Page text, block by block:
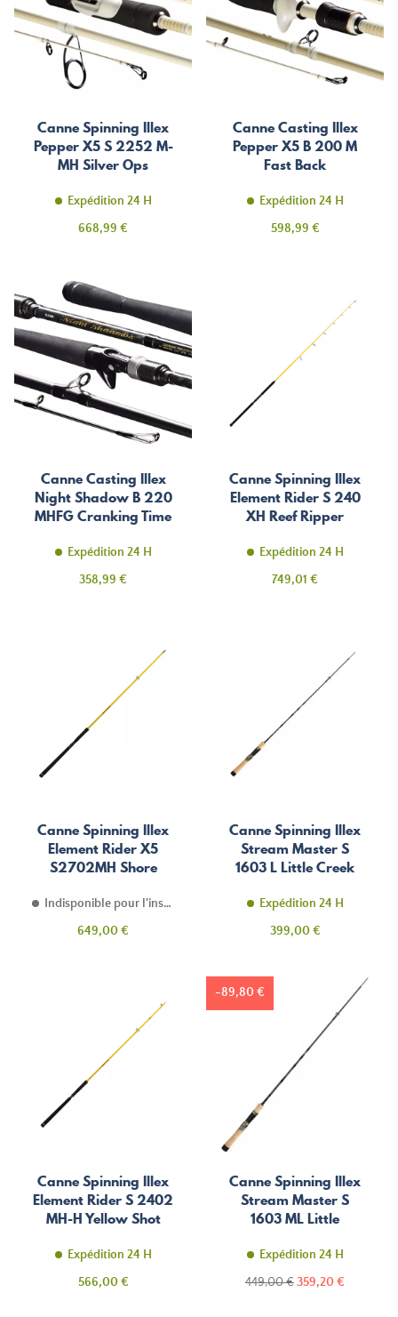
Canne Spinning Illex
Pepper X5 S 2252 M-
MH Silver Ops
Expédition 24 H
Prix
668,99 €
Canne Casting Illex
Pepper X5 B 200 M
Fast Back
Expédition 24 H
Prix
598,99 €
Canne Casting Illex
Night Shadow B 220
MHFG Cranking Time
Expédition 24 H
Prix
358,99 €
Canne Spinning Illex
Element Rider S 240
XH Reef Ripper
Expédition 24 H
Prix
749,01 €
Canne Spinning Illex
Element Rider X5
S2702MH Shore
Indisponible pour l'instant
Prix
649,00 €
Canne Spinning Illex
Stream Master S
1603 L Little Creek
Expédition 24 H
Prix
399,00 €
Canne Spinning Illex
Element Rider S 2402
MH-H Yellow Shot
Expédition 24 H
Prix
566,00 €
Canne Spinning Illex
Stream Master S
1603 ML Little
Expédition 24 H
Prix
449,00 €Prix
359,20 €
-89,80 €